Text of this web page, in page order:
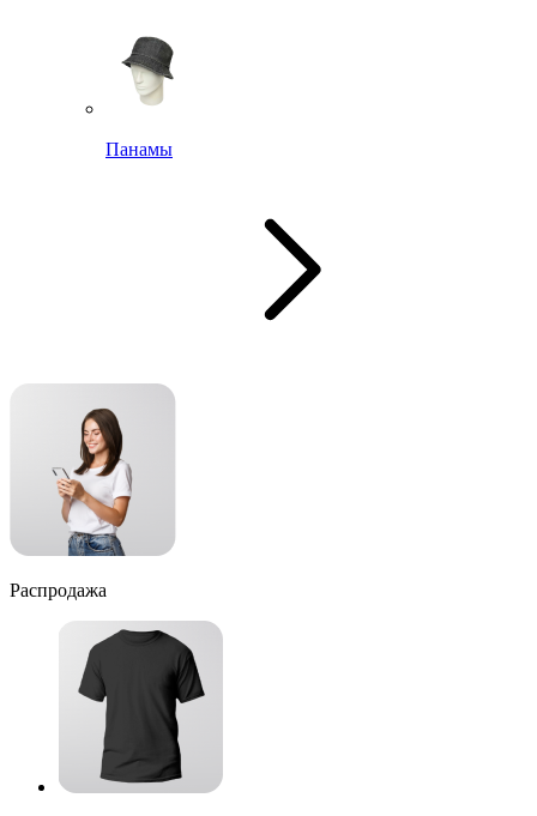
Панамы
Распродажа